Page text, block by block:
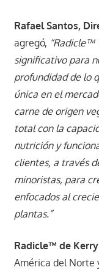
Rafael Santos,
agregó, “Radicle™
significativo para
profundidad de lo
única en el
carne de origen
total con la
nutrición y
clientes, a través
minoristas, para
enfocados al
plantas.”
Radicle™ de Kerry
América del Norte